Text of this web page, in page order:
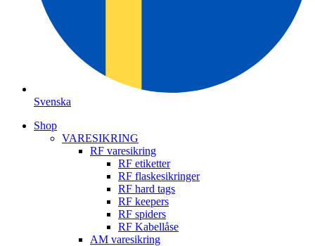
Svenska
Shop
VARESIKRING
RF varesikring
RF etiketter
RF flaskesikringer
RF hard tags
RF keepers
RF spiders
RF Kabellåse
AM varesikring